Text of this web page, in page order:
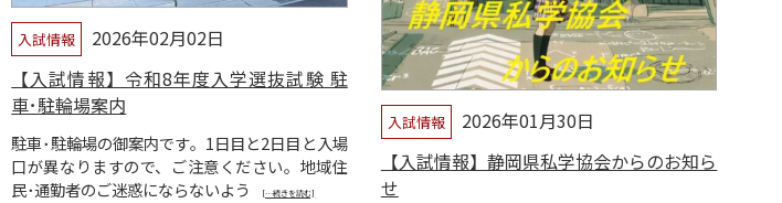
入試情報
2026年02月02日
【入試情報】令和8年度入学選抜試験 駐
車･駐輪場案内
駐車･駐輪場の御案内です。1日目と2日目と入場
口が異なりますので、ご注意ください。地域住
民･通勤者のご迷惑にならないよう
[…続きを読む]
入試情報
2026年01月30日
【入試情報】静岡県私学協会からのお知ら
せ